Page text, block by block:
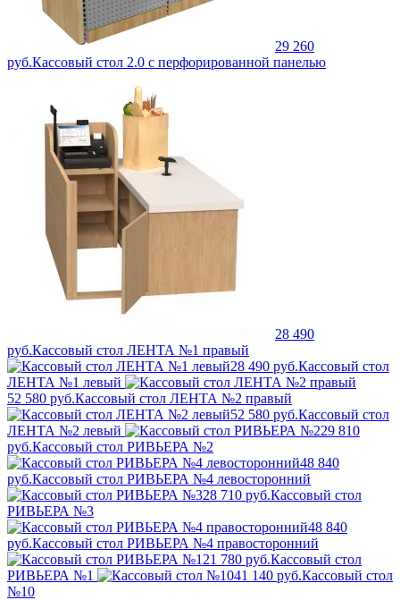
29 260
руб.Кассовый стол 2.0 с перфорированной панелью
28 490
руб.Кассовый стол ЛЕНТА №1 правый
28 490 руб.Кассовый стол
ЛЕНТА №1 левый
52 580 руб.Кассовый стол ЛЕНТА №2 правый
52 580 руб.Кассовый стол
ЛЕНТА №2 левый
29 810
руб.Кассовый стол РИВЬЕРА №2
48 840
руб.Кассовый стол РИВЬЕРА №4 левосторонний
28 710 руб.Кассовый стол
РИВЬЕРА №3
48 840
руб.Кассовый стол РИВЬЕРА №4 правосторонний
21 780 руб.Кассовый стол
РИВЬЕРА №1
41 140 руб.Кассовый стол
№10